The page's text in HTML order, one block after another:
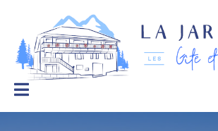
La Jarbelle – Gîtes et Spa
Le
bien-
être
à
la